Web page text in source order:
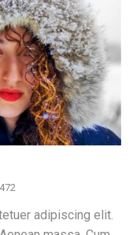
472
adipiscing elit.